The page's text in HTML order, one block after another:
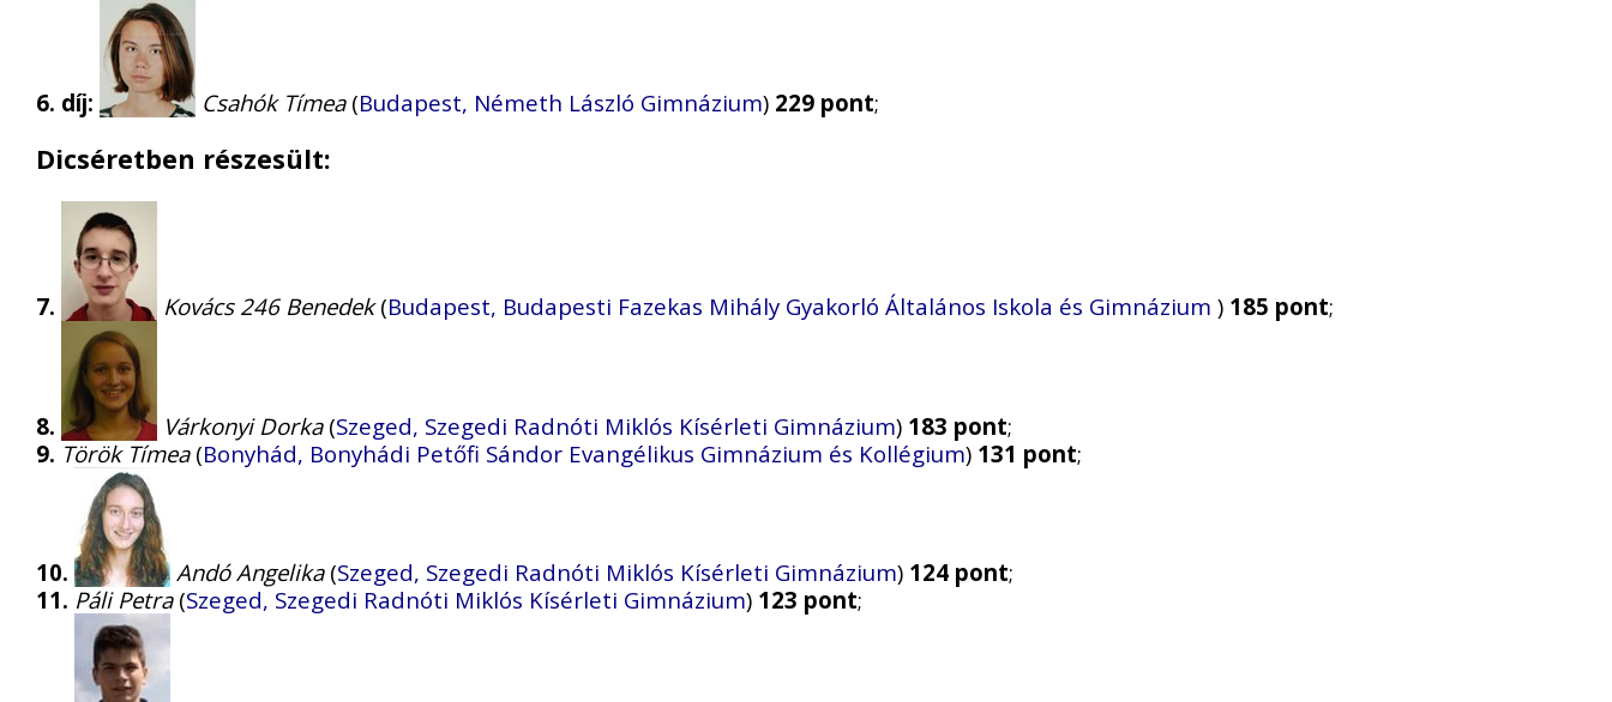
6. díj: Csahók Tímea(Budapest, Németh László Gimnázium) 229 pont;
Dicséretben részesült:
7. Kovács 246 Benedek(Budapest, Budapesti Fazekas Mihály Gyakorló Általános Iskola és Gimnázium ) 185 pont;
8. Várkonyi Dorka(Szeged, Szegedi Radnóti Miklós Kísérleti Gimnázium) 183 pont;
9. Török Tímea(Bonyhád, Bonyhádi Petőfi Sándor Evangélikus Gimnázium és Kollégium) 131 pont;
10. Andó Angelika(Szeged, Szegedi Radnóti Miklós Kísérleti Gimnázium) 124 pont;
11. Páli Petra(Szeged, Szegedi Radnóti Miklós Kísérleti Gimnázium) 123 pont;